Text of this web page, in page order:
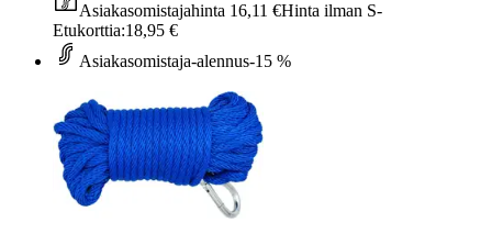
Asiakasomistajahinta 16,11 €Hinta ilman S-
Etukorttia:18,95 €
Asiakasomistaja-alennus-15 %